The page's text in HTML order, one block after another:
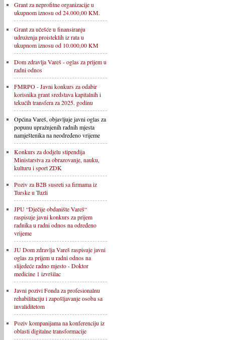
Grant za neprofitne organizacije u
ukupnom iznosu od 24.000,00 KM.
Grant za učešće u finansiranju
udruženja proisteklih iz rata u
ukupnom iznosu od 10.000,00 KM
Dom zdravlja Vareš - oglas za prijem u
radni odnos
FMRPO - Javni konkurs za odabir
korisnika grant sredstava kapitalnih i
tekućih transfera za 2025. godinu
Općina Vareš, objavljuje javni oglas za
popunu upražnjenih radnih mjesta
namještenika na neodređeno vrijeme
Konkurs za dodjelu stipendija
Ministarstva za obrazovanje, nauku,
kulturu i sport ZDK
Poziv za B2B susreti sa firmama iz
Turske u Tuzli
JPU “Dječije obdanište Vareš“
raspisuje javni konkurs za prijem
radnika u radni odnos na određeno
vrijeme
JU Dom zdravlja Vareš raspisuje javni
oglas za prijem u radni odnos na
slijedeće radno mjesto - Doktor
medicine 1 izvršilac
Javni pozivi Fonda za profesionalnu
rehabilitaciju i zapošljavanje osoba sa
invaliditetom
Poziv kompanijama na konferenciju iz
oblasti digitalne transformacije